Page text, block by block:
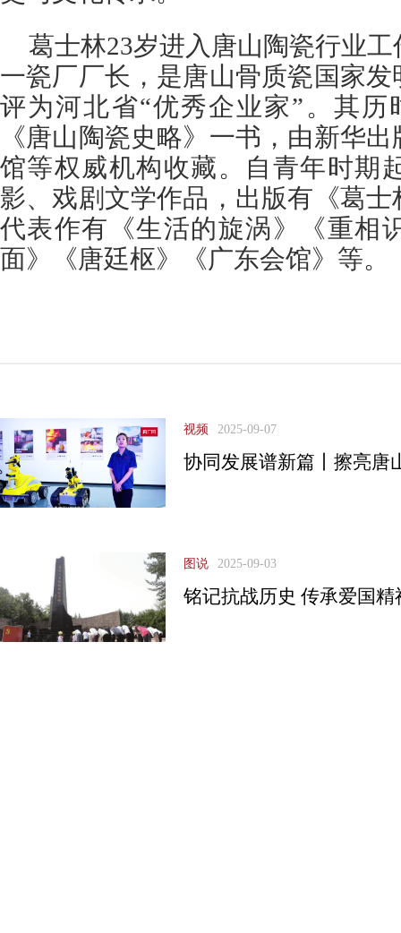
葛士林23岁进入唐山陶瓷行业
一瓷厂厂长，是唐山骨质瓷国家
评为河北省“优秀企业家”。其历
《唐山陶瓷史略》一书，由新华
馆等权威机构收藏。自青年时期
影、戏剧文学作品，出版有《葛
代表作有《生活的旋涡》《重相
面》《唐廷枢》《广东会馆》等。
视频 2025-09-07
协同发展谱新篇丨擦亮唐
图说 2025-09-03
铭记抗战历史 传承爱国精